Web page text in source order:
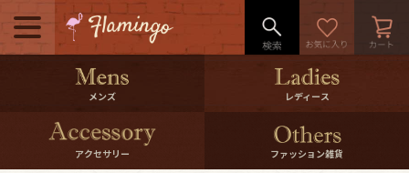
メニュー
500pt＆10％Offクーポンプレゼン
ト
10％0ffクーポンプレゼント
メンズ レディース
アクセサリー ファッション雑貨